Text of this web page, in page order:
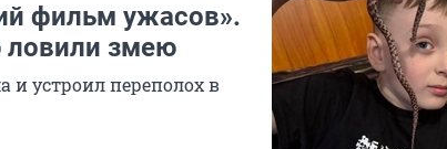
фильм ужасов».
змею
и устроил переполох в